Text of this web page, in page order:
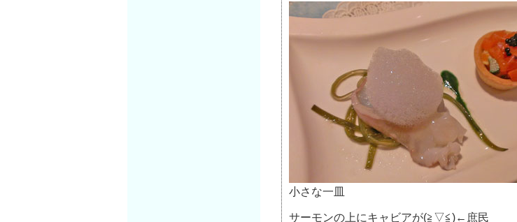
小さな一皿
サーモンの上にキャビアが(≧▽≦)←庶民